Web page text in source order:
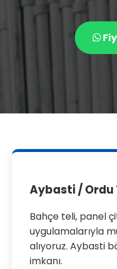
Aybasti / Ordu
Bahçe teli, panel
uygulamalarıyla
alıyoruz. Aybasti
imkanı.